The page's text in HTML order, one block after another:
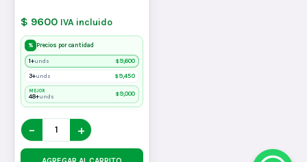
$ 9600 IVA incluido
% Precios por cantidad
1+unds $9,600
3+unds $9,450
MEJOR
48+unds $9,000
− +